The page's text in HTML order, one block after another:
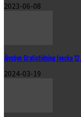
2023-06-08
Älvsbyn Gratistidning (vecka
2024-03-19